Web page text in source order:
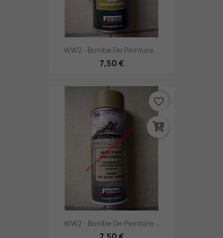
WW2 - Bombe De Peinture...
7,50 €
WW2 - Bombe De Peinture...
favorite_border